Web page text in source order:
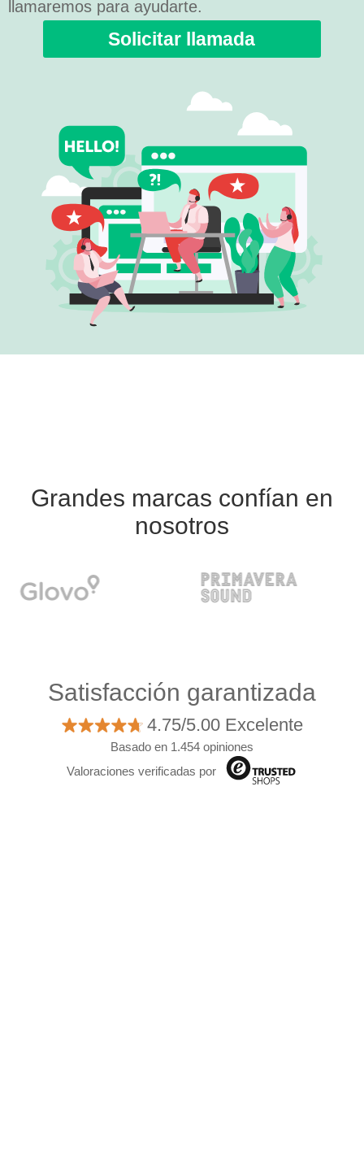
llamaremos para ayudarte.
Solicitar llamada
Grandes marcas confían en
nosotros
Satisfacción garantizada
4.75/5.00 Excelente
Basado en 1.454 opiniones
Valoraciones verificadas por